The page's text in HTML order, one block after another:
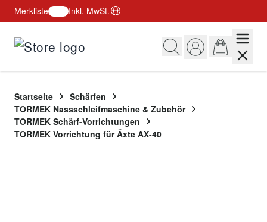
Merkliste
Inkl. MwSt.
Startseite
Schärfen
TORMEK Nassschleifmaschine & Zubehör
TORMEK Schärf-Vorrichtungen
TORMEK Vorrichtung für Äxte AX-40